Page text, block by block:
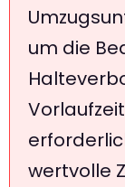
um die
wertvolle